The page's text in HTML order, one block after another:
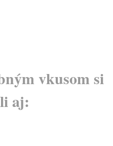
vkusom si
aj: